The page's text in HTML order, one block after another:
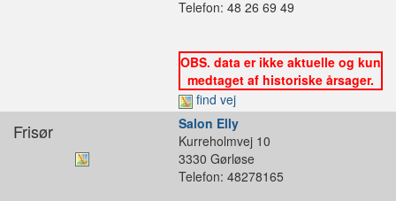
Telefon: 48 26 69 49
OBS. data er ikke aktuelle og kun
medtaget af historiske årsager.
find vej
Frisør
Salon Elly
Kurreholmvej 10
3330 Gørløse
Telefon: 48278165